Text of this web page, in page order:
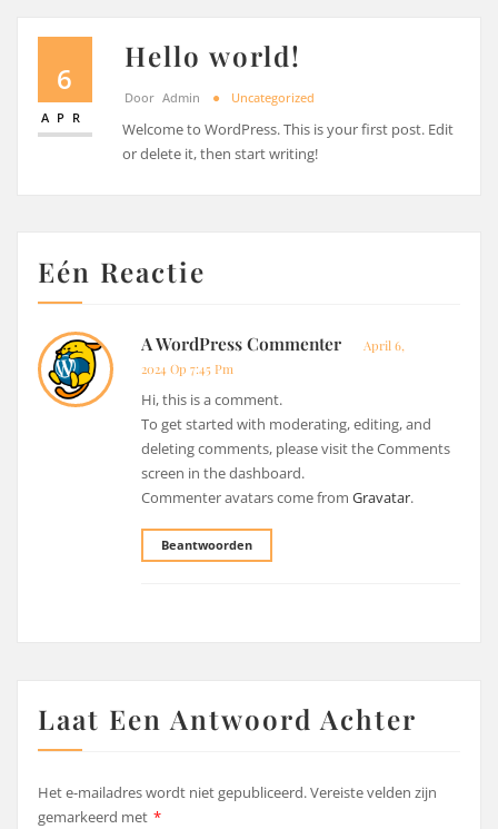
6
APR
Hello world!
Door Admin Uncategorized
Welcome to WordPress. This is your first post. Edit
or delete it, then start writing!
Eén Reactie
A WordPress Commenter
April 6,
2024 Op 7:45 Pm
Hi, this is a comment.
To get started with moderating, editing, and
deleting comments, please visit the Comments
screen in the dashboard.
Commenter avatars come from Gravatar.
Beantwoorden
Laat Een Antwoord Achter
Het e-mailadres wordt niet gepubliceerd.Vereiste velden zijn
gemarkeerd met *